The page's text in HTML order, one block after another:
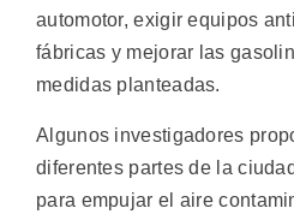
automotor, exigir equipos
fábricas y mejorar las
medidas planteadas.
Algunos investigadores
diferentes partes de la
para empujar el aire